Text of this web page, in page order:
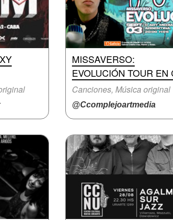
MISSAVERSO:
EVOLUCIÓN TOUR EN
Canciones, Música original
@Ccomplejoartmedia